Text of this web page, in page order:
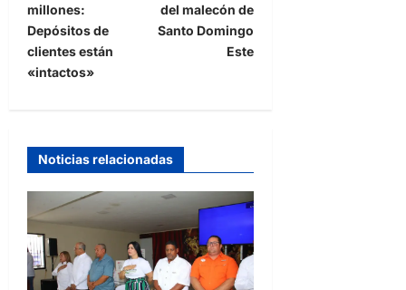
millones:
Depósitos de
clientes están
«intactos»
del malecón de
Santo Domingo
Este
Noticias relacionadas